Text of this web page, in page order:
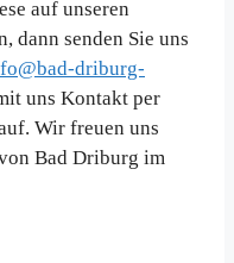
auf unseren
dann senden Sie uns
driburg-
uns Kontakt per
Wir freuen uns
Bad Driburg im